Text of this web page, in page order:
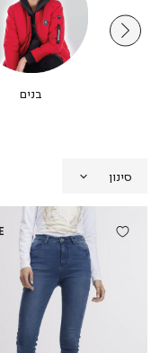
בנים
סינון